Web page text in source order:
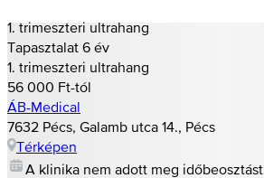
1. trimeszteri ultrahang
Tapasztalat 6 év
1. trimeszteri ultrahang
56 000 Ft-tól
ÁB-Medical
7632 Pécs, Galamb utca 14., Pécs
Térképen
A klinika nem adott meg időbeosztást